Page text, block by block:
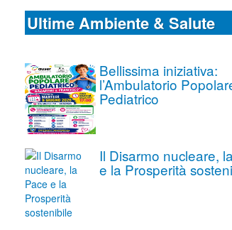
Ultime Ambiente & Salute
Bellissima iniziativa:
l’Ambulatorio
Pediatrico
Il Disarmo nucleare,
e la Prosperità